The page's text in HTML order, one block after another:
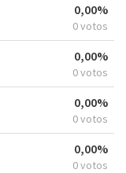
0,00%
0 votos
0,00%
0 votos
0,00%
0 votos
0,00%
0 votos